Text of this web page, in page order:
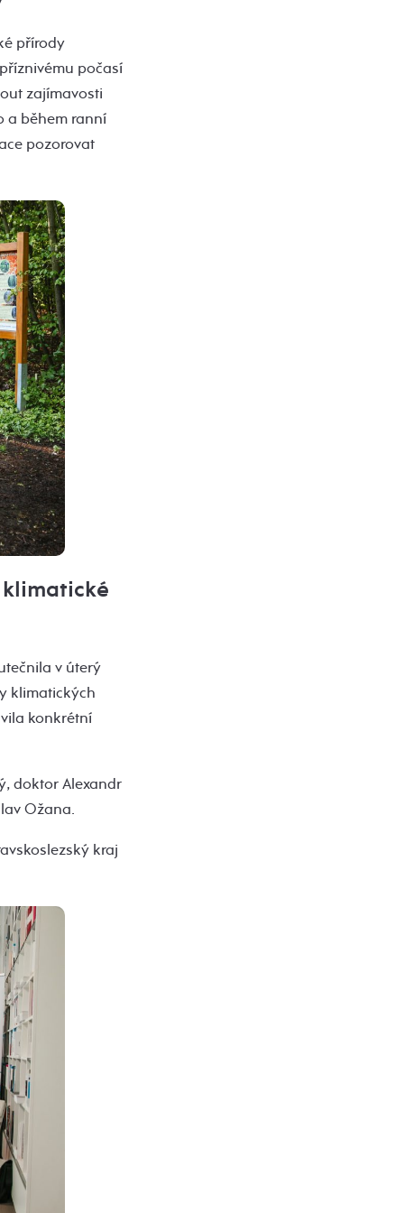
přírody
počasí
zajímavosti
a během ranní
pozorovat
v úterý
klimatických
konkrétní
doktor Alexandr
Ožana.
kraj